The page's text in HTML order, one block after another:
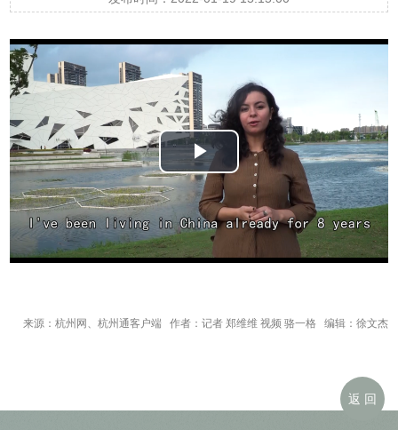
返 回
Play
Video
来源：杭州网、杭州通客户端 作者：记者 郑维维 视频 骆一格 编辑：徐文杰